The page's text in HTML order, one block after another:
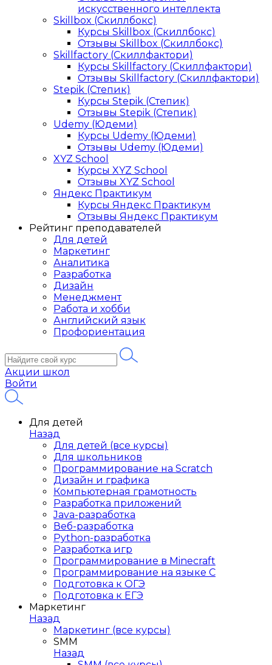
искусственного интеллекта
Skillbox (Скиллбокс)
Курсы Skillbox (Скиллбокс)
Отзывы Skillbox (Скиллбокс)
Skillfactory (Скиллфактори)
Курсы Skillfactory (Скиллфактори)
Отзывы Skillfactory (Скиллфактори)
Stepik (Степик)
Курсы Stepik (Степик)
Отзывы Stepik (Степик)
Udemy (Юдеми)
Курсы Udemy (Юдеми)
Отзывы Udemy (Юдеми)
XYZ School
Курсы XYZ School
Отзывы XYZ School
Яндекс Практикум
Курсы Яндекс Практикум
Отзывы Яндекс Практикум
Рейтинг преподавателей
Для детей
Маркетинг
Аналитика
Разработка
Дизайн
Менеджмент
Работа и хобби
Английский язык
Профориентация
Акции школ
Войти
Для детей
Назад
Для детей (все курсы)
Для школьников
Программирование на Scratch
Дизайн и графика
Компьютерная грамотность
Разработка приложений
Java-разработка
Веб-разработка
Python-разработка
Разработка игр
Программирование в Minecraft
Программирование на языке C
Подготовка к ОГЭ
Подготовка к ЕГЭ
Маркетинг
Назад
Маркетинг (все курсы)
SMM
Назад